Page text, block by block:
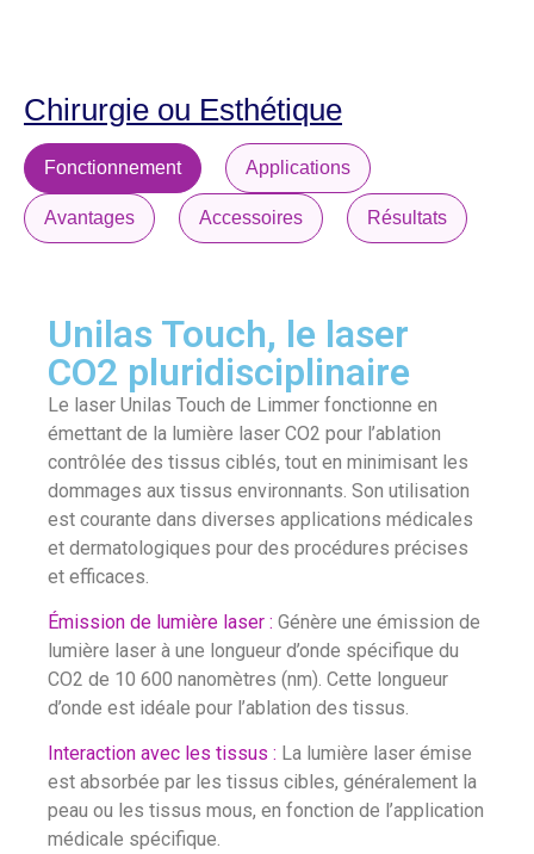
Chirurgie ou Esthétique
Fonctionnement Applications
Avantages Accessoires Résultats
Unilas Touch, le laser
CO2 pluridisciplinaire
Le laser Unilas Touch de Limmer fonctionne en
émettant de la lumière laser CO2 pour l’ablation
contrôlée des tissus ciblés, tout en minimisant les
dommages aux tissus environnants. Son utilisation
est courante dans diverses applications médicales
et dermatologiques pour des procédures précises
et efficaces.
Émission de lumière laser : Génère une émission de
lumière laser à une longueur d’onde spécifique du
CO2 de 10 600 nanomètres (nm). Cette longueur
d’onde est idéale pour l’ablation des tissus.
Interaction avec les tissus : La lumière laser émise
est absorbée par les tissus cibles, généralement la
peau ou les tissus mous, en fonction de l’application
médicale spécifique.